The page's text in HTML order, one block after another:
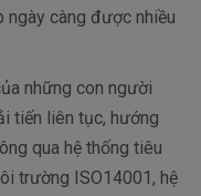
ngày càng được nhiều
những con người
tiến liên tục, hướng
qua hệ thống tiêu
trường ISO14001, hệ